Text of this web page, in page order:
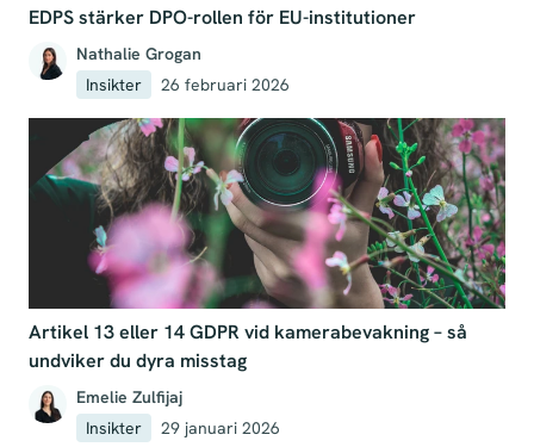
EDPS stärker DPO-rollen för EU-institutioner
Nathalie Grogan
Insikter
26 februari 2026
Artikel 13 eller 14 GDPR vid kamerabevakning – så
undviker du dyra misstag
Emelie Zulfijaj
Insikter
29 januari 2026